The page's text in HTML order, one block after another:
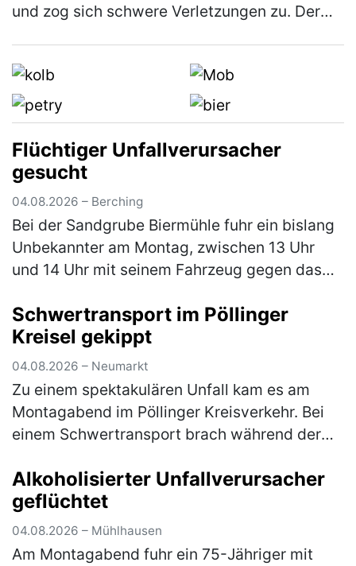
und zog sich schwere Verletzungen zu. Der
Flüchtiger Unfallverursacher
gesucht
04.08.2026 – Berching
Bei der Sandgrube Biermühle fuhr ein bislang
Unbekannter am Montag, zwischen 13 Uhr
und 14 Uhr mit seinem Fahrzeug gegen das
Sachschaden in Höhe von rund 5.000 €. Der…
(mehr)
Schwertransport im Pöllinger
Kreisel gekippt
04.08.2026 – Neumarkt
Zu einem spektakulären Unfall kam es am
Montagabend im Pöllinger Kreisverkehr. Bei
einem Schwertransport brach während der
des Sattelaufliegers umkippte und e…(mehr)
Alkoholisierter Unfallverursacher
geflüchtet
04.08.2026 – Mühlhausen
Am Montagabend fuhr ein 75-Jähriger mit